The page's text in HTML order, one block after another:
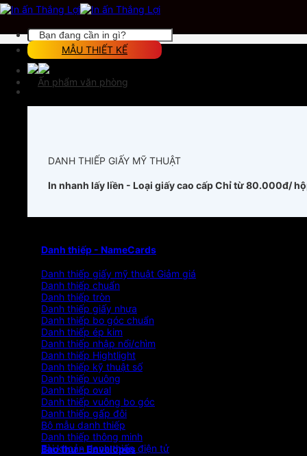
Chuyển
đến
dung
Tìm
kiếm:
MẪU THIẾT KẾ
Ấn phẩm văn phòng
DANH THIẾP GIẤY MỸ THUẬT
In nhanh lấy liền - Loại giấy cao cấpChỉ từ 80.000đ/
Danh thiếp - NameCards
Danh thiếp giấy mỹ thuật
Danh thiếp chuẩn
Danh thiếp tròn
Danh thiếp giấy nhựa
Danh thiếp bo góc chuẩn
Danh thiếp ép kim
Danh thiếp nhập nổi/chìm
Danh thiếp Hightlight
Danh thiếp kỹ thuật số
Danh thiếp vuông
Danh thiếp oval
Danh thiếp vuông bo góc
Danh thiếp gấp đôi
Bộ mẫu danh thiếp
Danh thiếp thông minh
Tài khoản danh thiếp điện tử
Bao thư - Envelopes